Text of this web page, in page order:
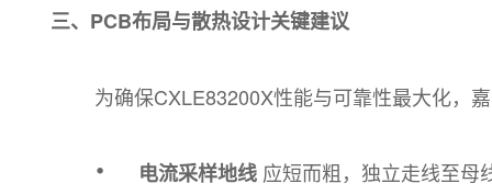
三、PCB布局与散热设计关键建议
为确保CXLE83200X性能与可靠性最大化，
· 电流采样地线应短而粗，独立走线至母